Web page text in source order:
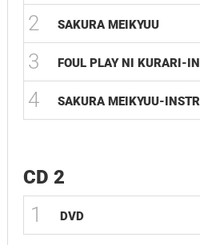
2 SAKURA MEIKYUU
3 FOUL PLAY NI KURARI-
4 SAKURA MEIKYUU-
CD 2
1 DVD